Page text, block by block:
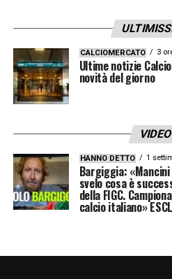
CALCIOMERCATO 3
Ultime notizie
novità del giorno
VIDEO
HANNO DETTO 1
Bargiggia: «Mancini
svelo cosa è
della FIGC.
calcio italiano»